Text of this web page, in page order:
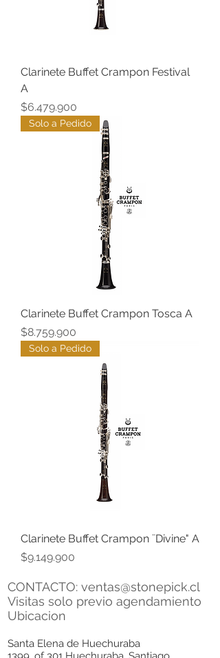
Clarinete Buffet Crampon Festival
A
Precio
$6.479.900
Solo a Pedido
Clarinete Buffet Crampon Tosca A
Precio
$8.759.900
Solo a Pedido
Clarinete Buffet Crampon ¨Divine" A
Precio
$9.149.900
CONTACTO: ventas@stonepick.cl
Visitas solo previo agendamiento
Ubicacion
Santa Elena de Huechuraba